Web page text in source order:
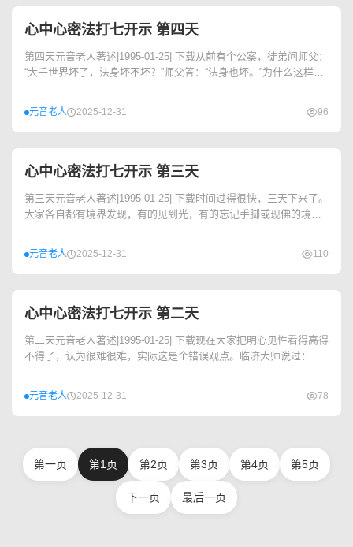
心中心密法打七开示 第四天
第四天元音老人著述|1995-01-25| 下载从前有个公案，徒弟问师父：
“大千世界坏了，法身坏不坏？”师父答：“法身也坏。”为什么这样回
元音老人 2025-12-31 96
心中心密法打七开示 第三天
第三天元音老人著述|1995-01-25| 下载时间过得很快，三天下来了。
大家各自都有境界发现，有的见到光，有的忘记手脚或现佛的境界
元音老人 2025-12-31 110
心中心密法打七开示 第二天
第二天元音老人著述|1995-01-25| 下载现在大家把明心见性看得高得
不得了，认为很难很难，实际这是个错误观点。临济大师说过：一
元音老人 2025-12-31 78
第一页 第1页 第2页 第3页 第4页 第5页
下一页 最后一页